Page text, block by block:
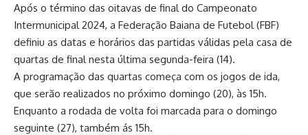
Após o término das oitavas de final do Campeonato
Intermunicipal 2024, a Federação Baiana de Futebol (FBF)
definiu as datas e horários das partidas válidas pela casa de
quartas de final nesta última segunda-feira (14).
A programação das quartas começa com os jogos de ida,
que serão realizados no próximo domingo (20), às 15h.
Enquanto a rodada de volta foi marcada para o domingo
seguinte (27), também ás 15h.